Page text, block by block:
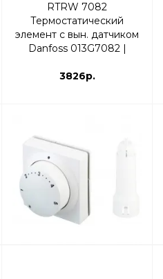
RTRW 7082
Термостатический
элемент с вын. датчиком
Danfoss 013G7082 |
3826р.